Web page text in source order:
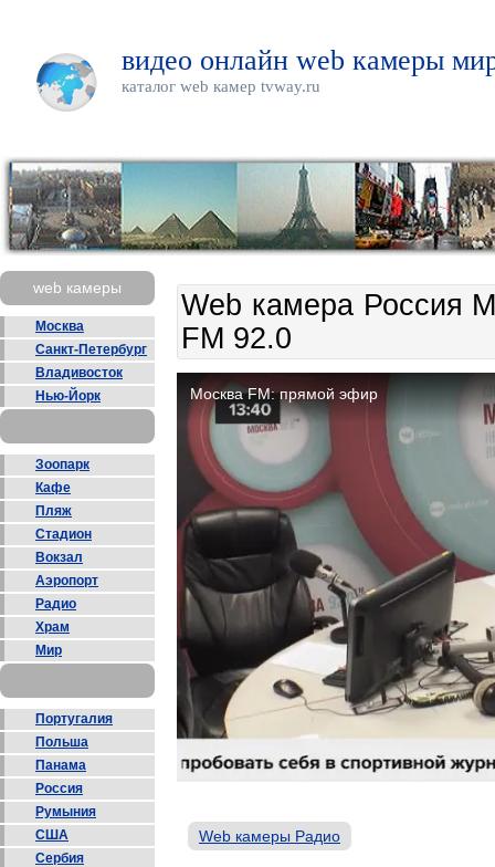
видео онлайн web камеры
каталог web камер tvway.ru
web камеры
Москва
Санкт-Петербург
Владивосток
Нью-Йорк
Зоопарк
Кафе
Пляж
Стадион
Вокзал
Аэропорт
Радио
Храм
Мир
Португалия
Польша
Панама
Россия
Румыния
США
Сербия
Web камера Россия
FM 92.0
Web камеры Радио